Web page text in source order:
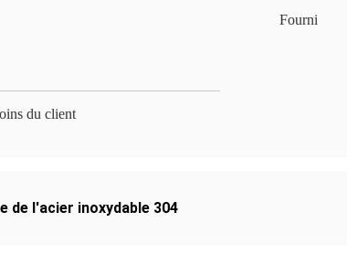
Fourni
du client
de l'acier inoxydable 304